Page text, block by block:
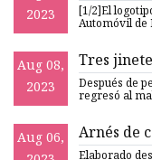
2023
vehículos
incendio
[1/2]El
Automóvil de
Aug 08,
2023
Tres
del tercer
Después de
regresó al
Aug 06,
Arnés de
voltaje
Elaborado